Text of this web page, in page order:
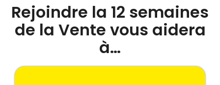
Rejoindre la 12 semaines
de la Vente vous aidera
à…